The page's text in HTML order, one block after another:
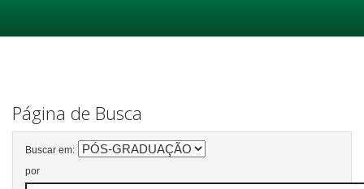
Página de Busca
Buscar em:
por